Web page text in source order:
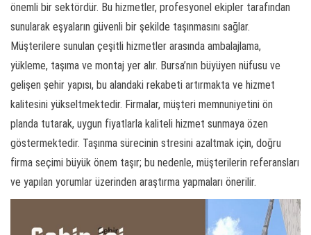
önemli bir sektördür. Bu hizmetler, profesyonel ekipler tarafından
sunularak eşyaların güvenli bir şekilde taşınmasını sağlar.
Müşterilere sunulan çeşitli hizmetler arasında ambalajlama,
yükleme, taşıma ve montaj yer alır. Bursa’nın büyüyen nüfusu ve
gelişen şehir yapısı, bu alandaki rekabeti artırmakta ve hizmet
kalitesini yükseltmektedir. Firmalar, müşteri memnuniyetini ön
planda tutarak, uygun fiyatlarla kaliteli hizmet sunmaya özen
göstermektedir. Taşınma sürecinin stresini azaltmak için, doğru
firma seçimi büyük önem taşır; bu nedenle, müşterilerin referansları
ve yapılan yorumlar üzerinden araştırma yapmaları önerilir.